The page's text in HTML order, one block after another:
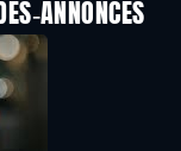
ANNONCES